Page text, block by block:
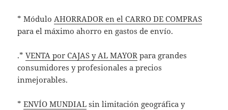
* Módulo AHORRADOR en el CARRO DE COMPRAS
para el máximo ahorro en gastos de envío.
.*VENTA por CAJAS y AL MAYOR para grandes
consumidores y profesionales a precios
inmejorables.
*ENVÍO MUNDIAL sin limitación geográfica y